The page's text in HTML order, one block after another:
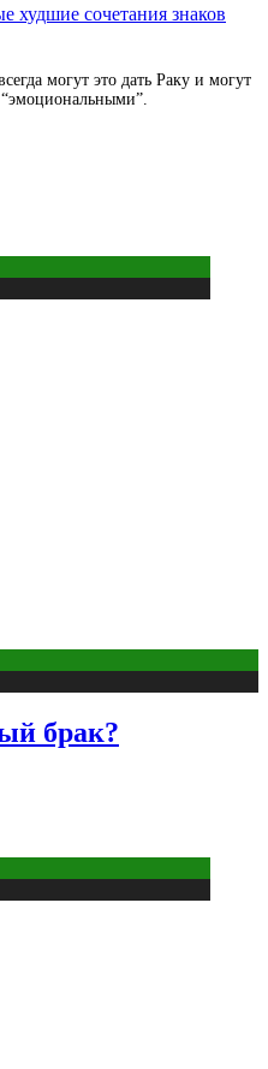
худшие сочетания знаков
могут это дать Раку и могут
брак?